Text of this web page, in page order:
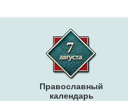
Православный
календарь